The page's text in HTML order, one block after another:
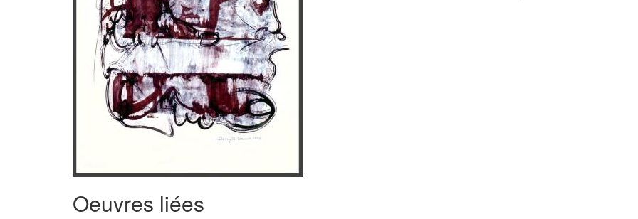
Oeuvres liées